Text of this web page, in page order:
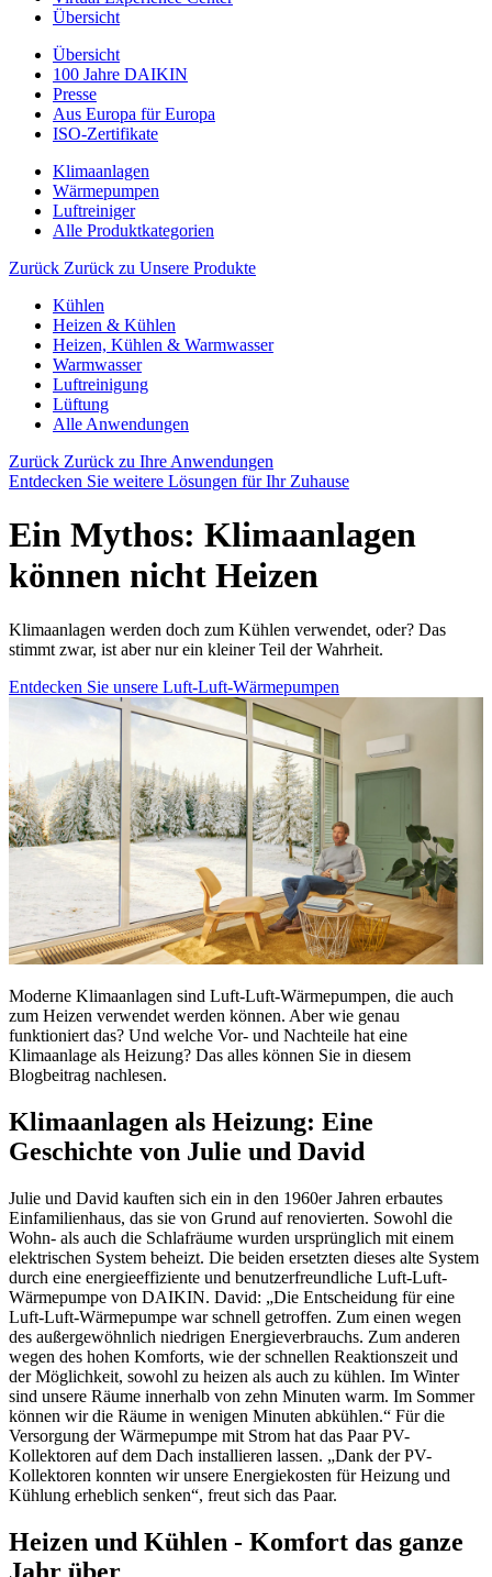
Übersicht
Übersicht
100 Jahre DAIKIN
Presse
Aus Europa für Europa
ISO-Zertifikate
Klimaanlagen
Wärmepumpen
Luftreiniger
Alle Produktkategorien
Zurück Zurück zu Unsere Produkte
Kühlen
Heizen & Kühlen
Heizen, Kühlen & Warmwasser
Warmwasser
Luftreinigung
Lüftung
Alle Anwendungen
Zurück Zurück zu Ihre Anwendungen
Entdecken Sie weitere Lösungen für Ihr Zuhause
Ein Mythos: Klimaanlagen
können nicht Heizen
Klimaanlagen werden doch zum Kühlen verwendet, oder? Das
stimmt zwar, ist aber nur ein kleiner Teil der Wahrheit.
Entdecken Sie unsere Luft-Luft-Wärmepumpen
Moderne Klimaanlagen sind Luft-Luft-Wärmepumpen, die auch
zum Heizen verwendet werden können. Aber wie genau
funktioniert das? Und welche Vor- und Nachteile hat eine
Klimaanlage als Heizung? Das alles können Sie in diesem
Blogbeitrag nachlesen.
Klimaanlagen als Heizung: Eine
Geschichte von Julie und David
Julie und David kauften sich ein in den 1960er Jahren erbautes
Einfamilienhaus, das sie von Grund auf renovierten. Sowohl die
Wohn- als auch die Schlafräume wurden ursprünglich mit einem
elektrischen System beheizt. Die beiden ersetzten dieses alte System
durch eine energieeffiziente und benutzerfreundliche Luft-Luft-
Wärmepumpe von DAIKIN. David: „Die Entscheidung für eine
Luft-Luft-Wärmepumpe war schnell getroffen. Zum einen wegen
des außergewöhnlich niedrigen Energieverbrauchs. Zum anderen
wegen des hohen Komforts, wie der schnellen Reaktionszeit und
der Möglichkeit, sowohl zu heizen als auch zu kühlen. Im Winter
sind unsere Räume innerhalb von zehn Minuten warm. Im Sommer
können wir die Räume in wenigen Minuten abkühlen.“ Für die
Versorgung der Wärmepumpe mit Strom hat das Paar PV-
Kollektoren auf dem Dach installieren lassen. „Dank der PV-
Kollektoren konnten wir unsere Energiekosten für Heizung und
Kühlung erheblich senken“, freut sich das Paar.
Heizen und Kühlen - Komfort das ganze
Jahr über